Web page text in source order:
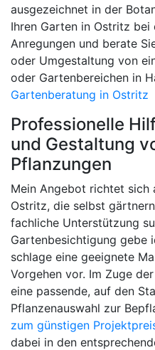
ausgezeichnet in der
Ihren Garten in Ostritz
Anregungen und berate
oder Umgestaltung von
oder Gartenbereichen in
Gartenberatung in Ostritz
Professionelle
und Gestaltung
Pflanzungen
Mein Angebot richtet sich
Ostritz, die selbst
fachliche Unterstützung
Gartenbesichtigung gebe
schlage eine geeignete
Vorgehen vor. Im Zuge
eine passende, auf den
Pflanzenauswahl zur
zum günstigen
dabei in den